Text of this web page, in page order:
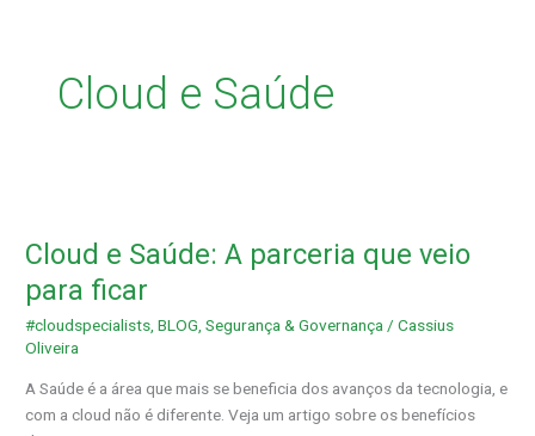
Cloud e Saúde
Cloud e Saúde: A parceria que veio
para ficar
#cloudspecialists ,BLOG ,Segurança & Governança /Cassius
Oliveira
A Saúde é a área que mais se beneficia dos avanços da tecnologia, e
com a cloud não é diferente. Veja um artigo sobre os benefícios
Saúde:
parceria
que
veio
para
ficar